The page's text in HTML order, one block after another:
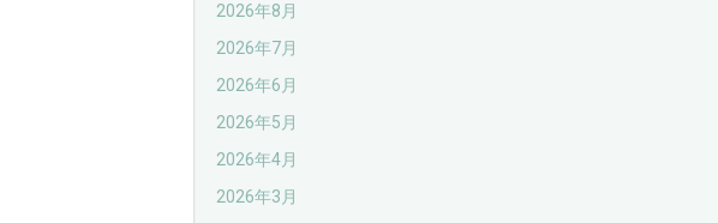
2026年8月
2026年7月
2026年6月
2026年5月
2026年4月
2026年3月